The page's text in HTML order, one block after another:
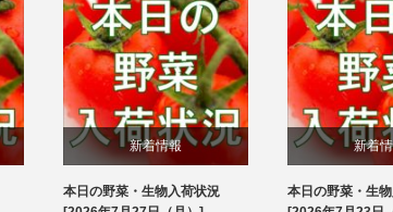
新着情報
ブログ
本日の野菜・生物入荷状況
新着
ブロ
本日の野菜・生